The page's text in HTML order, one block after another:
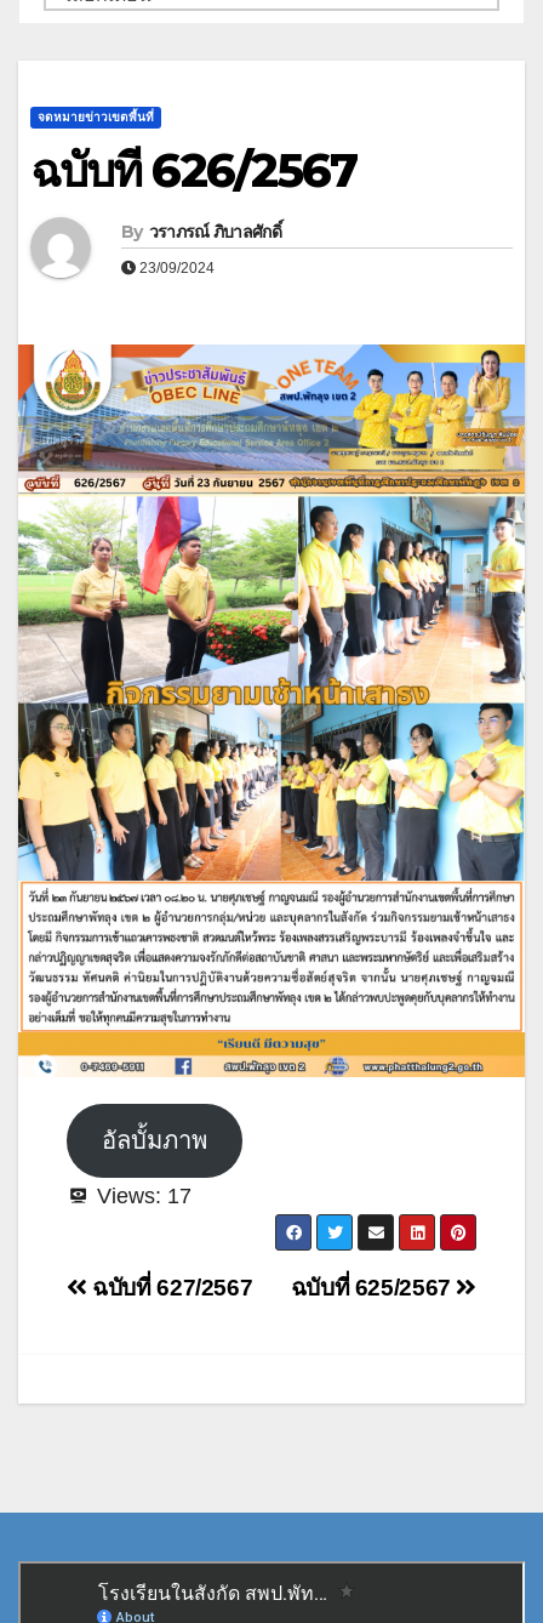
จดหมายข่าวเขตพื้นที่
ฉบับที่ 626/2567
By วราภรณ์ ภิบาลศักดิ์
23/09/2024
อัลบั้มภาพ
Views: 17
แนะแนว
ฉบับที่ 625/2567
ฉบับที่ 627/2567